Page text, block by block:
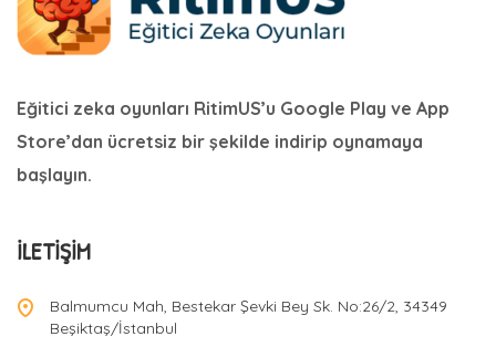
Eğitici zeka oyunları RitimUS’u Google Play ve App
Store’dan ücretsiz bir şekilde indirip oynamaya
başlayın.
İLETIŞIM
Balmumcu Mah, Bestekar Şevki Bey Sk. No:26/2, 34349
Beşiktaş/İstanbul